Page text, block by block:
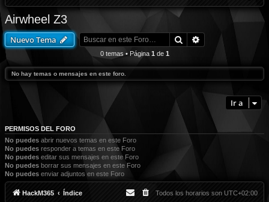
Airwheel Z3
Nuevo Tema Buscar
0 temas • Página 1 de 1
No hay temas o mensajes en este foro.
Ir a
PERMISOS DEL FORO
No puedes abrir nuevos temas en este Foro
No puedes responder a temas en este Foro
No puedes editar sus mensajes en este Foro
No puedes borrar sus mensajes en este Foro
No puedes enviar adjuntos en este Foro
HackM365 Índice Todos los horarios son UTC+02:00